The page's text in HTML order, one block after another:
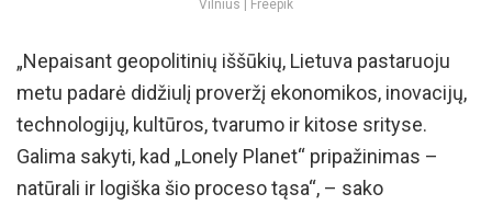
Vilnius | Freepik
„Nepaisant geopolitinių iššūkių, Lietuva pastaruoju
metu padarė didžiulį proveržį ekonomikos, inovacijų,
technologijų, kultūros, tvarumo ir kitose srityse.
Galima sakyti, kad „Lonely Planet“ pripažinimas –
natūrali ir logiška šio proceso tąsa“, – sako